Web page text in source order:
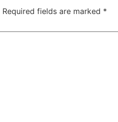
Required fields are marked *